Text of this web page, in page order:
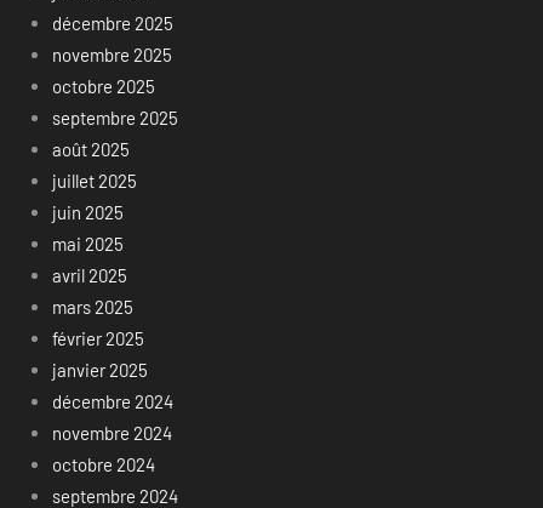
décembre 2025
novembre 2025
octobre 2025
septembre 2025
août 2025
juillet 2025
juin 2025
mai 2025
avril 2025
mars 2025
février 2025
janvier 2025
décembre 2024
novembre 2024
octobre 2024
septembre 2024